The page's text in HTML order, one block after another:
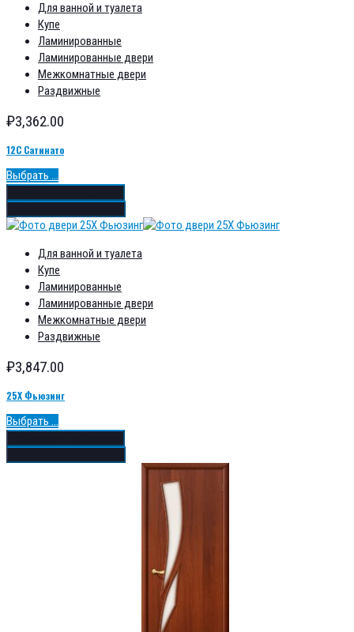
Для ванной и туалета
Купе
Ламинированные
Ламинированные двери
Межкомнатные двери
Раздвижные
₽3,362.00
12С Сатинато
Выбрать ...
Для ванной и туалета
Купе
Ламинированные
Ламинированные двери
Межкомнатные двери
Раздвижные
₽3,847.00
25Х Фьюзинг
Выбрать ...